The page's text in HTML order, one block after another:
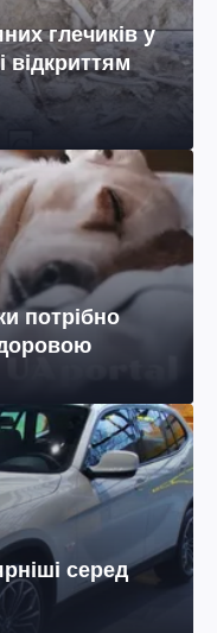
глечиків у
відкриттям
потрібно
серед